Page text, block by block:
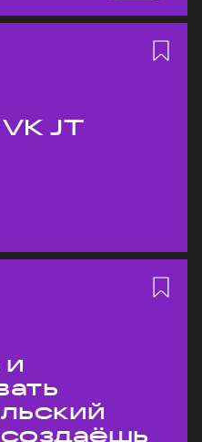
JT
и
создаёшь